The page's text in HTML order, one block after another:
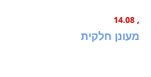
, 14.08
מעונן חלקית